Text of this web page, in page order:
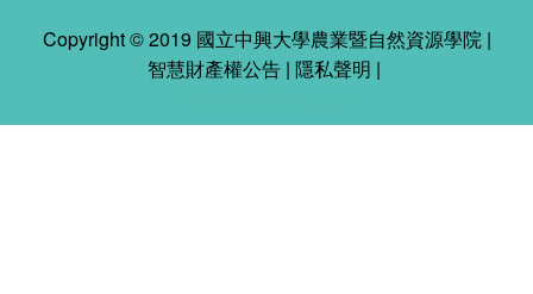
Copyright © 2019 國立中興大學農業暨自然資源學院 |
智慧財產權公告 | 隱私聲明 |